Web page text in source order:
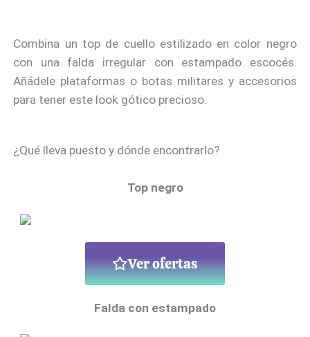
Combina un top de cuello estilizado en color negro
con una falda irregular con estampado escocés.
Añádele plataformas o botas militares y accesorios
para tener este look gótico precioso.
¿Qué lleva puesto y dónde encontrarlo?
Top negro
Ver ofertas
Falda con estampado